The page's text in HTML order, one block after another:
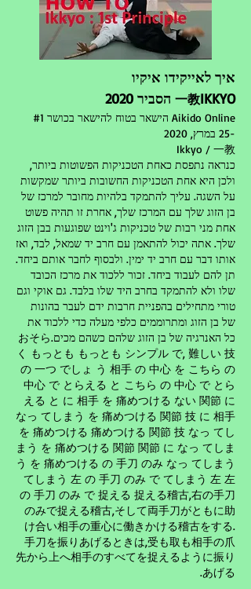
איך לאייקידו איקיו
一教IKKYO הסביר 2020
Aikido Online הישאר בטוח להישאר בכושר #1
-25 במרץ, 2020
Ikkyo / 一教
כנראה נתפסת כאחת הטכניקות הפשוטות ביותר,
ולכן היא אחת הטכניקות החשובות ביותר שמקשות
על השגה. עליך להתמקד בלהיות מחובר למרכז של
בן הזוג שלך עם המרכז שלך, אחרת זו תהיה פשוט
אחת מני רבות של טכניקות ג'וינט שפוגעות בבן הזוג
שלך. אתה יכול להתאמן עם חרב יד שמאל, לבד, ואז
אותו דבר עם חרב יד ימין. ולבסוף לחבר אותם ביחד.
תן להם לעבוד ביחד. זכור ללכוד את מרכז הכובד
שלו ולא להתמקד בחרב היד שלו בלבד. גם אוקי וגם
טורי מתחילים בהפניית חרבות ידם לעבר בהונות
של בן הזוג ומתרוממים כלפי מעלה כדי ללכוד את
כל האנרגיה של בן הזוג שלהם כשהם מכים.おそら
く もっとも もっとも シンプル で, 難しい 技
の 一つ でしょ う 相手 の 中心 を こちら の
中心 で とらえる と こちら の 中心 で とら
える と に 相手 を 痛めつける ない 関節 に
なっ てしまう を 痛めつける 関節 技 に 相手
を 痛めつける 痛めつける 関節 技 なっ てし
まう を 痛めつける 関節 関節 に なっ てしま
う を 痛めつける の 手刀 のみ なっ てしまう
てしまう 左 の 手刀 のみ で てしまう 左 左
の 手刀 のみ で 捉える 捉える稽古,右の手刀
のみで捉える稽古,そして両手刀がと もに助
け合い相手の重心に働きかける稽古をする.
手刀を振りあげるときは,受も取も相手の爪
先から上へ相手のすべてを捉えるように振り
あげる.